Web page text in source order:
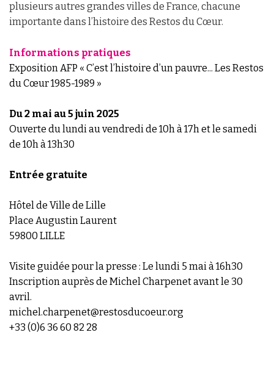
plusieurs autres grandes villes de France, chacune
importante dans l’histoire des Restos du Cœur.
Informations pratiques
Exposition AFP « C’est l’histoire d’un pauvre... Les Restos
du Cœur 1985-1989 »
Du 2 mai au 5 juin 2025
Ouverte du lundi au vendredi de 10h à 17h et le samedi
de 10h à 13h30
Entrée gratuite
Hôtel de Ville de Lille
Place Augustin Laurent
59800 LILLE
Visite guidée pour la presse : Le lundi 5 mai à 16h30
Inscription auprès de Michel Charpenet avant le 30
avril.
michel.charpenet@restosducoeur.org
+33 (0)6 36 60 82 28